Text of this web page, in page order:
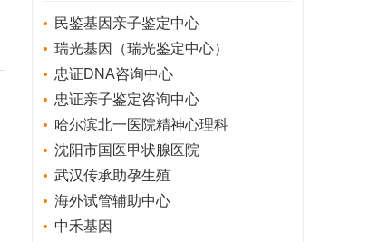
民鉴基因亲子鉴定中心
瑞光基因（瑞光鉴定中心）
忠证DNA咨询中心
忠证亲子鉴定咨询中心
哈尔滨北一医院精神心理科
沈阳市国医甲状腺医院
武汉传承助孕生殖
海外试管辅助中心
中禾基因